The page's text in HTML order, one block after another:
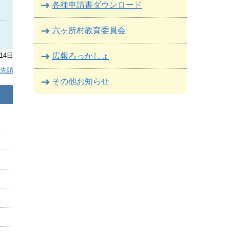
各種申請書ダウンロード
六ヶ所村教育委員会
広報ろっかしょ
その他お知らせ
日
頭